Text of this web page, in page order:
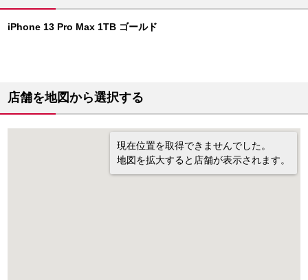
iPhone 13 Pro Max 1TB ゴールド
店舗を地図から選択する
現在位置を取得できませんでした。
地図を拡大すると店舗が表示されます。